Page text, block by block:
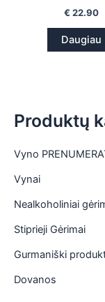
Produktų
Vyno
Vynai
Nealkoholiniai
Stiprieji Gėrimai
Gurmaniški
Dovanos
€ 22.90
Daugiau